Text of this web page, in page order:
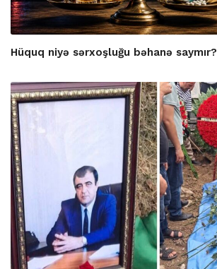
Hüquq niyə sərxoşluğu bəhanə saymır?